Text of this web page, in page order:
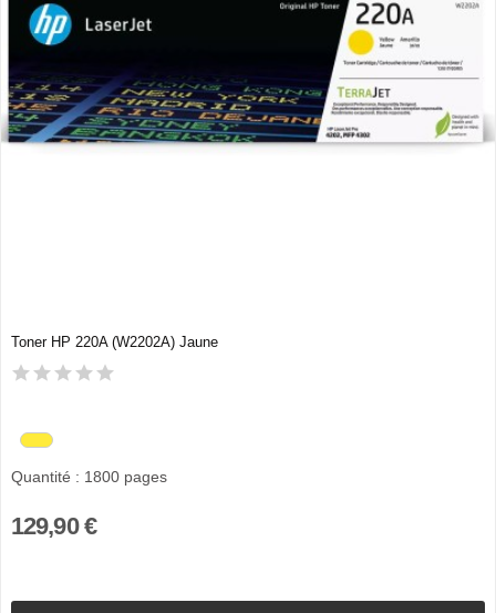
Toner HP 220A (W2202A) Jaune
Quantité : 1800 pages
129,90 €